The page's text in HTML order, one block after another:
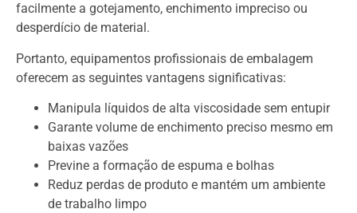
facilmente a gotejamento, enchimento impreciso ou
desperdício de material.
Portanto, equipamentos profissionais de embalagem
oferecem as seguintes vantagens significativas:
Manipula líquidos de alta viscosidade sem entupir
Garante volume de enchimento preciso mesmo em
baixas vazões
Previne a formação de espuma e bolhas
Reduz perdas de produto e mantém um ambiente
de trabalho limpo